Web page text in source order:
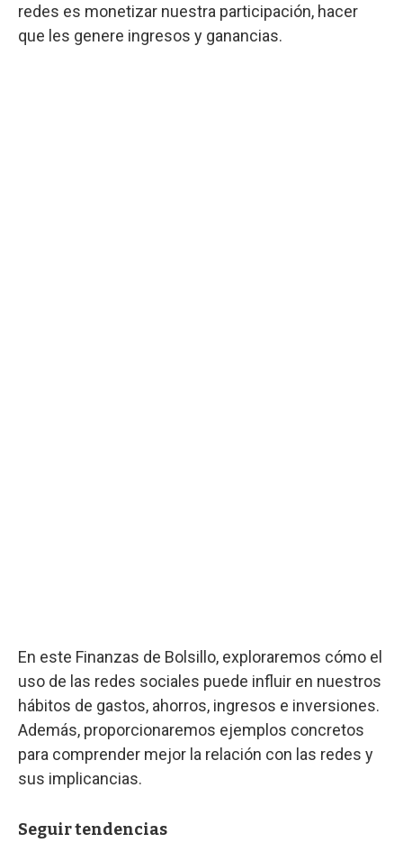
redes es monetizar nuestra participación, hacer
que les genere ingresos y ganancias.
En este Finanzas de Bolsillo, exploraremos cómo el
uso de las redes sociales puede influir en nuestros
hábitos de gastos, ahorros, ingresos e inversiones.
Además, proporcionaremos ejemplos concretos
para comprender mejor la relación con las redes y
sus implicancias.
Seguir tendencias